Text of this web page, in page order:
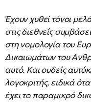
Έχουν χυθεί τόνοι
στις διεθνείς
στη νομολογία του
Δικαιωμάτων του
αυτό. Και ουδείς
λογοκριτής, ειδικά
έχει το παραμικρό